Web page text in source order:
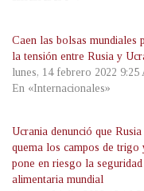
Caen las bolsas mundiales
la tensión entre Rusia y
lunes, 14 febrero 2022 9:25
En «Internacionales»
Ucrania denunció que Rusia
quema los campos de trigo
pone en riesgo la seguridad
alimentaria mundial